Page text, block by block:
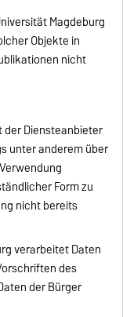
Magdeburg
Objekte in
nicht
der Diensteanbieter
unter anderem über
Form zu
nicht bereits
verarbeitet Daten
des
der Bürger